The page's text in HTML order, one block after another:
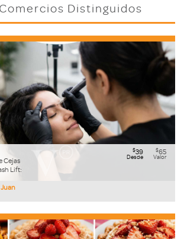
Distinguidos
Cejas
Lift:
$39
Desde
$65
Valor